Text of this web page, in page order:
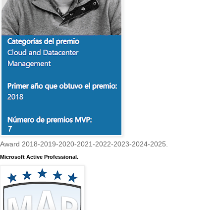
Award 2018-2019-2020-2021-2022-2023-2024-2025.
Microsoft Active Professional.